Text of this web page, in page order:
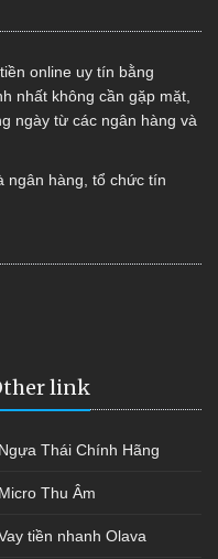
online uy tín bằng
nhất không cần gặp mặt,
ngày từ các ngân hàng và
ngân hàng, tổ chức tín
link
Ngựa Thái Chính Hãng
Micro Thu Âm
tiền nhanh Olava